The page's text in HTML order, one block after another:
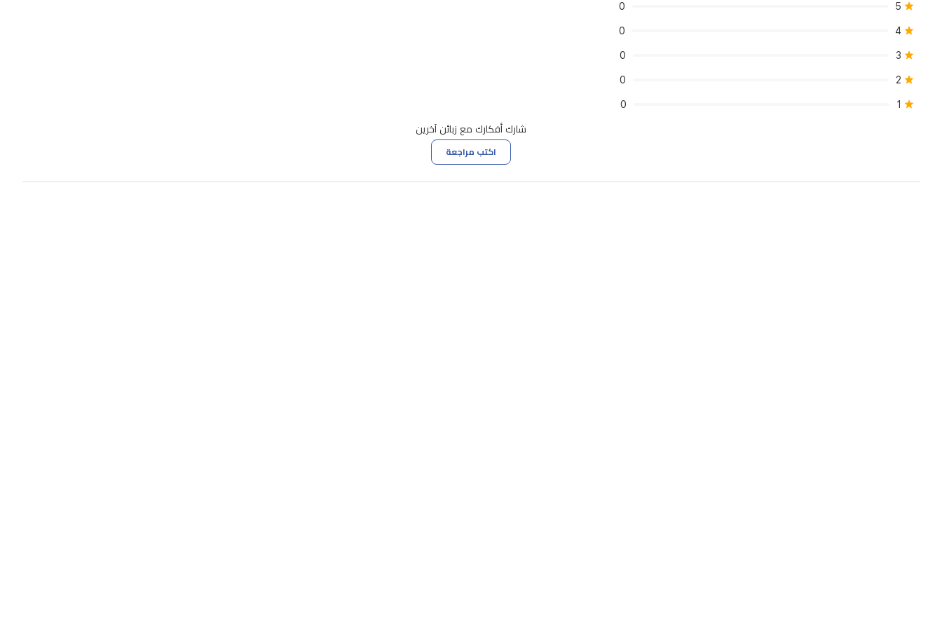
5
0
4
0
3
0
2
0
1
0
شارك أفكارك مع زبائن آخرين
اكتب مراجعة